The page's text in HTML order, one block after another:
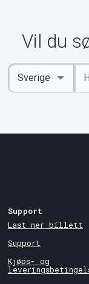
Vil du
Angi
nøkkelord
Select
Country
Support
Last ner billett
Support
Kjøps- og